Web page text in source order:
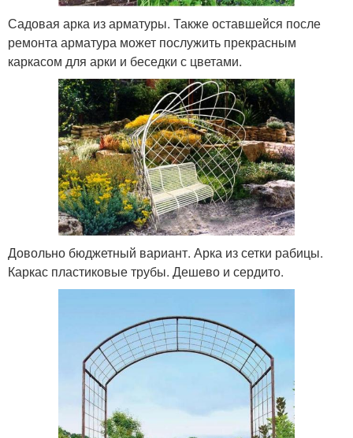
Садовая арка из арматуры. Также оставшейся после
ремонта арматура может послужить прекрасным
каркасом для арки и беседки с цветами.
Довольно бюджетный вариант. Арка из сетки рабицы.
Каркас пластиковые трубы. Дешево и сердито.